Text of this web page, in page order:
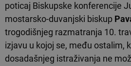
poticaj Biskupske konferencije
mostarsko-duvanjski biskup
trogodišnjeg razmatranja 10.
izjavu u kojoj se, među ostalim,
dosadašnjeg istraživanja ne